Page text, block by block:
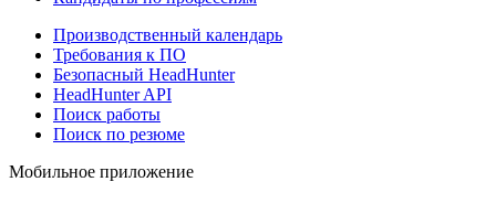
Производственный календарь
Требования к ПО
Безопасный HeadHunter
HeadHunter API
Поиск работы
Поиск по резюме
Мобильное приложение